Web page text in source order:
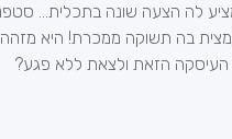
לה הצעה שונה בתכלית...
בה תשוקה ממכרת! היא
הזאת ולצאת ללא פגע?